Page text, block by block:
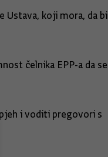
Ustava, koji mora, da bi
čelnika EPP-a da se
i voditi pregovori s